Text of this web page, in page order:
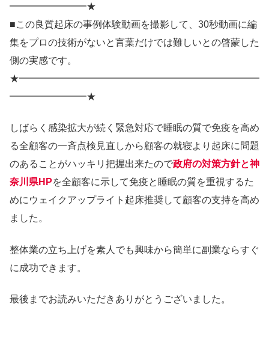
━━━━━━━━★
■この良質起床の事例体験動画を撮影して、30秒動画に編
集をプロの技術がないと言葉だけでは難しいとの啓蒙した
側の実感です。
★━━━━━━━━━━━━━━━━━━━━━━━━━
━━━━━━━━★
しばらく感染拡大が続く緊急対応で睡眠の質で免疫を高め
る全顧客の一斉点検見直しから顧客の就寝より起床に問題
のあることがハッキリ把握出来たので政府の対策方針と神
奈川県HPを全顧客に示して免疫と睡眠の質を重視するた
めにウェイクアップライト起床推奨して顧客の支持を高め
ました。
整体業の立ち上げを素人でも興味から簡単に副業ならすぐ
に成功できます。
最後までお読みいただきありがとうございました。